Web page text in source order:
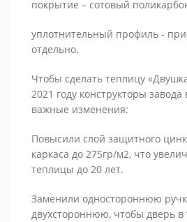
покрытие – сотовый
уплотнительный профиль -
отдельно.
Чтобы сделать теплицу
2021 году конструкторы
важные изменения:
Повысили слой защитного
каркаса до 275гр/м2, что
теплицы до 20 лет.
Заменили одностороннюю
двухстороннюю, чтобы дверь в